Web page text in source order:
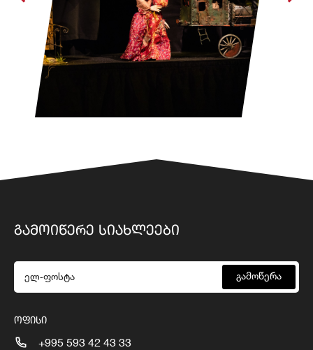
ᲒᲐᲛᲝᲘᲬᲔᲠᲔ ᲡᲘᲐᲮᲚᲔᲔᲑᲘ
გამოწერა
ᲝᲤᲘᲡᲘ
+995 593 42 43 33